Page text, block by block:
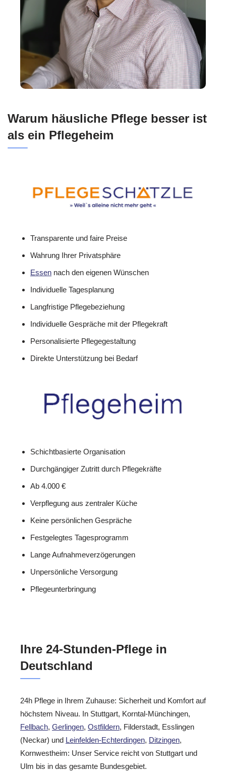
Warum häusliche Pflege besser ist
als ein Pflegeheim
Transparente und faire Preise
Wahrung Ihrer Privatsphäre
Essen nach den eigenen Wünschen
Individuelle Tagesplanung
Langfristige Pflegebeziehung
Individuelle Gespräche mit der Pflegekraft
Personalisierte Pflegegestaltung
Direkte Unterstützung bei Bedarf
Schichtbasierte Organisation
Durchgängiger Zutritt durch Pflegekräfte
Ab 4.000 €
Verpflegung aus zentraler Küche
Keine persönlichen Gespräche
Festgelegtes Tagesprogramm
Lange Aufnahmeverzögerungen
Unpersönliche Versorgung
Pflegeunterbringung
Ihre 24-Stunden-Pflege in
Deutschland
24h Pflege in Ihrem Zuhause: Sicherheit und Komfort auf
höchstem Niveau. In Stuttgart, Korntal-Münchingen,
Fellbach, Gerlingen, Ostfildern, Filderstadt, Esslingen
(Neckar) und Leinfelden-Echterdingen, Ditzingen,
Kornwestheim: Unser Service reicht von Stuttgart und
Ulm bis in das gesamte Bundesgebiet.